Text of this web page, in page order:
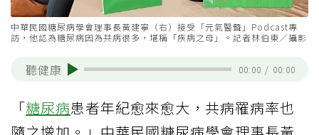
中華民國糖尿病學會理事長黃建寧（右）接受「元氣醫聲」Podcast專
訪，他認為糖尿病因為共病很多，堪稱「疾病之母」。記者林伯東／攝影
聽健康 00:00 / 00:00
「糖尿病患者年紀愈來愈大，共病罹病率也